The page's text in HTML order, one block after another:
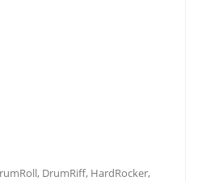
DrumRiff, HardRocker,